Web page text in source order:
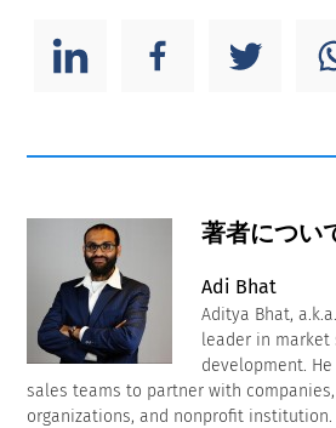
著者につい
Adi Bhat
Aditya Bhat,
leader in market
development.
sales teams to partner with
organizations, and nonprofit institution.